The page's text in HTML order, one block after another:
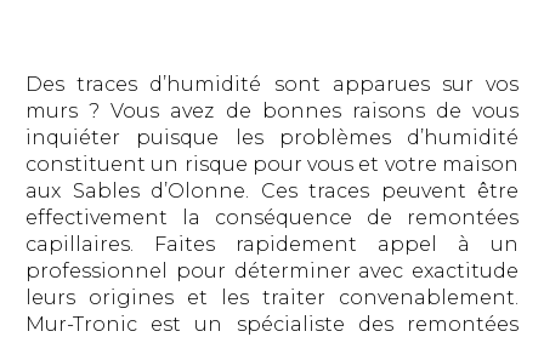
Des traces d’humidité sont apparues sur vos
murs ? Vous avez de bonnes raisons de vous
inquiéter puisque les problèmes d’humidité
constituent un risque pour vous et votre maison
aux Sables d’Olonne. Ces traces peuvent être
effectivement la conséquence de remontées
capillaires. Faites rapidement appel à un
professionnel pour déterminer avec exactitude
leurs origines et les traiter convenablement.
Mur-Tronic est un spécialiste des remontées